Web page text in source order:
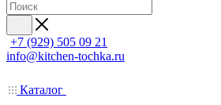
+7 (929) 505 09 21
info@kitchen-tochka.ru
Каталог